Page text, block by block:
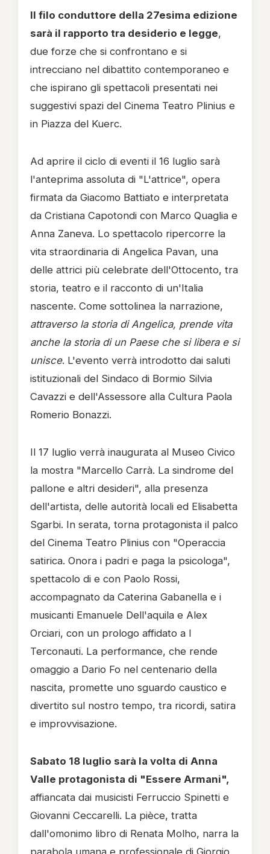
Il filo conduttore della 27esima edizione
sarà il rapporto tra desiderio e legge,
due forze che si confrontano e si
intrecciano nel dibattito contemporaneo e
che ispirano gli spettacoli presentati nei
suggestivi spazi del Cinema Teatro Plinius e
in Piazza del Kuerc.
Ad aprire il ciclo di eventi il 16 luglio sarà
l'anteprima assoluta di "L'attrice", opera
firmata da Giacomo Battiato e interpretata
da Cristiana Capotondi con Marco Quaglia e
Anna Zaneva. Lo spettacolo ripercorre la
vita straordinaria di Angelica Pavan, una
delle attrici più celebrate dell'Ottocento, tra
storia, teatro e il racconto di un'Italia
nascente. Come sottolinea la narrazione,
attraverso la storia di Angelica, prende vita
anche la storia di un Paese che si libera e si
unisce. L'evento verrà introdotto dai saluti
istituzionali del Sindaco di Bormio Silvia
Cavazzi e dell'Assessore alla Cultura Paola
Romerio Bonazzi.
Il 17 luglio verrà inaugurata al Museo Civico
la mostra "Marcello Carrà. La sindrome del
pallone e altri desideri", alla presenza
dell'artista, delle autorità locali ed Elisabetta
Sgarbi. In serata, torna protagonista il palco
del Cinema Teatro Plinius con "Operaccia
satirica. Onora i padri e paga la psicologa",
spettacolo di e con Paolo Rossi,
accompagnato da Caterina Gabanella e i
musicanti Emanuele Dell'aquila e Alex
Orciari, con un prologo affidato a I
Terconauti. La performance, che rende
omaggio a Dario Fo nel centenario della
nascita, promette uno sguardo caustico e
divertito sul nostro tempo, tra ricordi, satira
e improvvisazione.
Sabato 18 luglio sarà la volta di Anna
Valle protagonista di "Essere Armani",
affiancata dai musicisti Ferruccio Spinetti e
Giovanni Ceccarelli. La pièce, tratta
dall'omonimo libro di Renata Molho, narra la
parabola umana e professionale di Giorgio